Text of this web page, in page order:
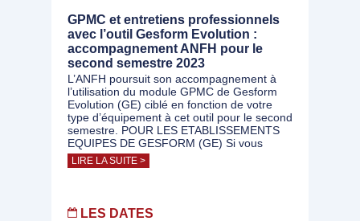
GPMC et entretiens professionnels
avec l’outil Gesform Evolution :
accompagnement ANFH pour le
second semestre 2023
L’ANFH poursuit son accompagnement à
l’utilisation du module GPMC de Gesform
Evolution (GE) ciblé en fonction de votre
type d’équipement à cet outil pour le second
semestre. POUR LES ETABLISSEMENTS
EQUIPES DE GESFORM (GE) Si vous
LIRE LA SUITE >
LES DATES